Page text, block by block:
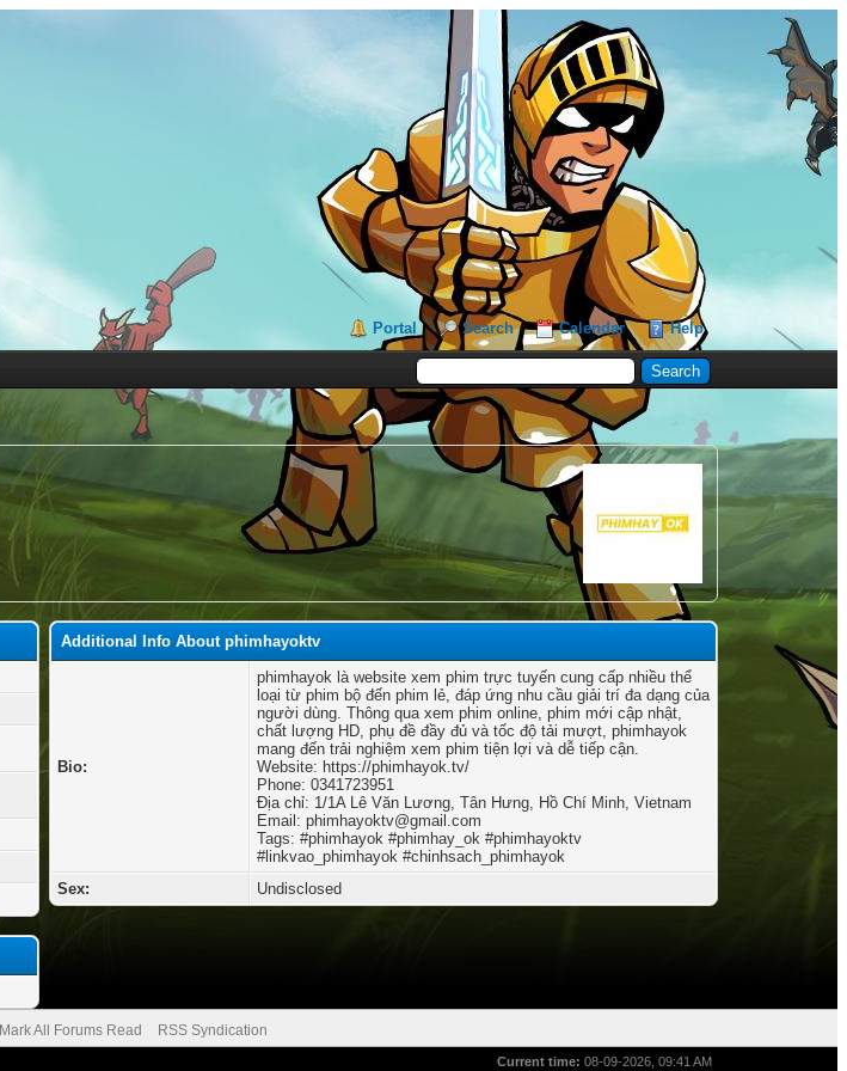
Portal Search Calendar Help
Additional Info About phimhayoktv
Bio:
phimhayok là website xem phim trực tuyến cung cấp nhiều thể
loại từ phim bộ đến phim lẻ, đáp ứng nhu cầu giải trí đa dạng của
người dùng. Thông qua xem phim online, phim mới cập nhật,
chất lượng HD, phụ đề đầy đủ và tốc độ tải mượt, phimhayok
mang đến trải nghiệm xem phim tiện lợi và dễ tiếp cận.
Website: https://phimhayok.tv/
Phone: 0341723951
Địa chỉ: 1/1A Lê Văn Lương, Tân Hưng, Hồ Chí Minh, Vietnam
Email: phimhayoktv@gmail.com
Tags: #phimhayok #phimhay_ok #phimhayoktv
#linkvao_phimhayok #chinhsach_phimhayok
Sex:
Undisclosed
Mark All Forums Read RSS Syndication
Current time: 08-09-2026, 09:41 AM